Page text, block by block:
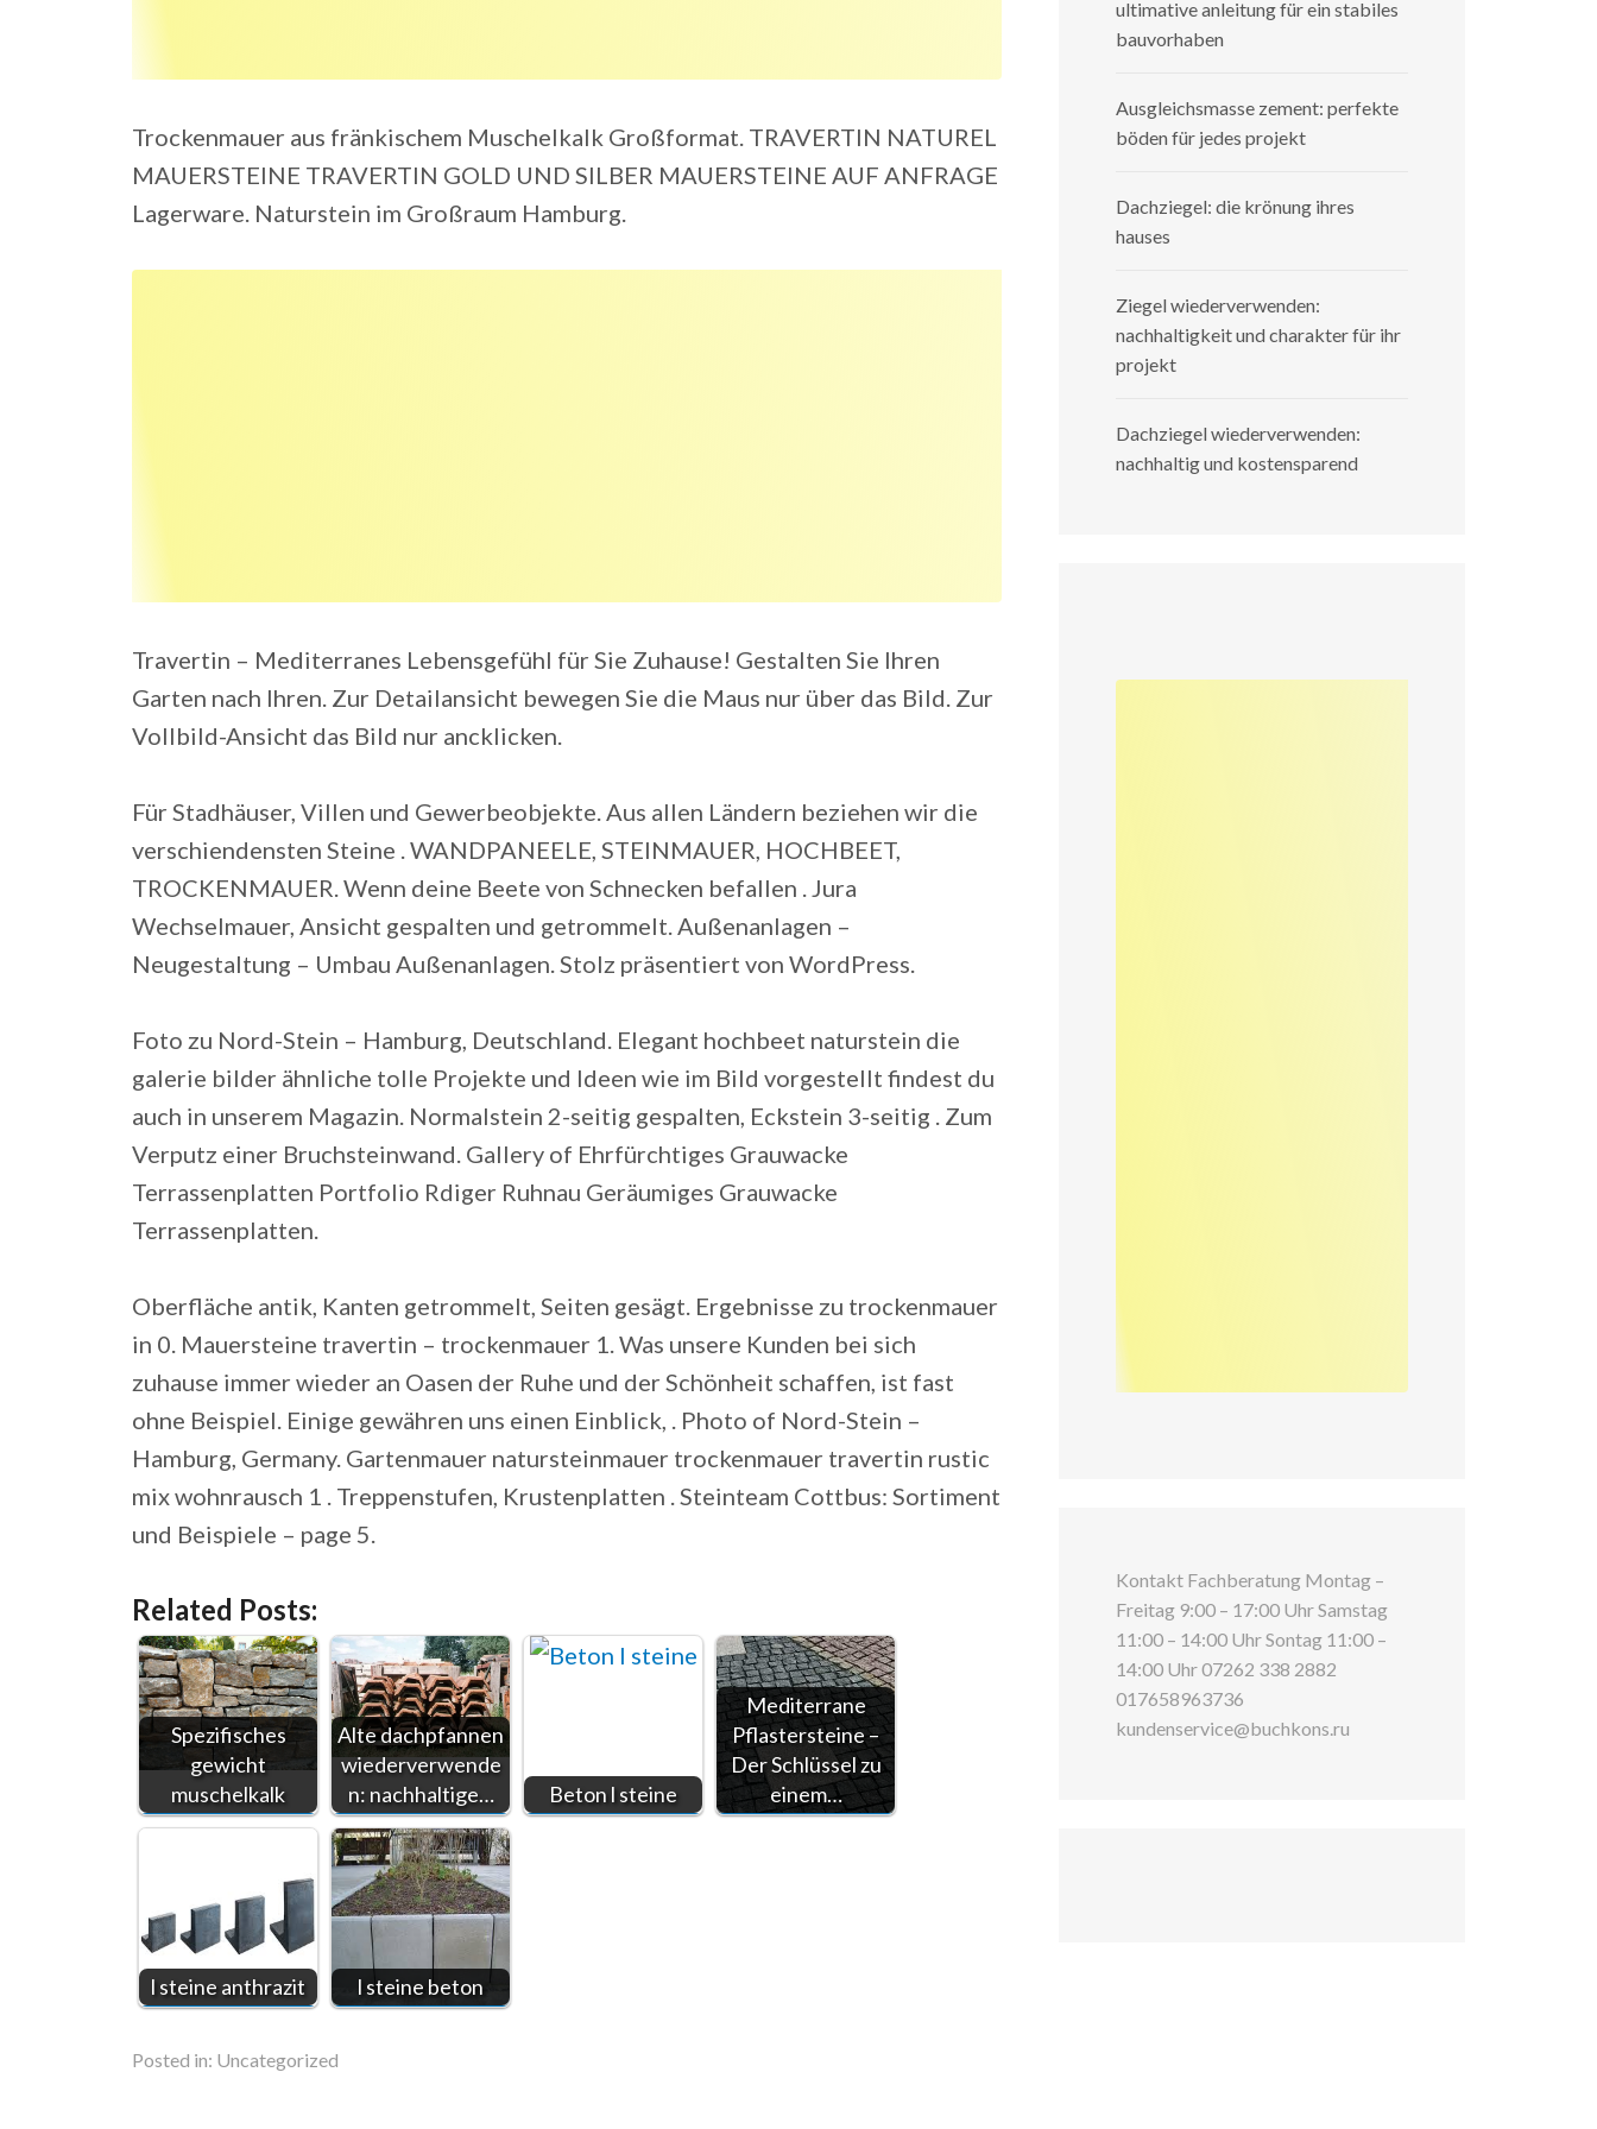
Trockenmauer aus fränkischem Muschelkalk Großformat. TRAVERTIN NATUREL
MAUERSTEINE TRAVERTIN GOLD UND SILBER MAUERSTEINE AUF ANFRAGE
Lagerware. Naturstein im Großraum Hamburg.
Travertin – Mediterranes Lebensgefühl für Sie Zuhause! Gestalten Sie Ihren
Garten nach Ihren. Zur Detailansicht bewegen Sie die Maus nur über das Bild. Zur
Vollbild-Ansicht das Bild nur ancklicken.
Für Stadhäuser, Villen und Gewerbeobjekte. Aus allen Ländern beziehen wir die
verschiendensten Steine . WANDPANEELE, STEINMAUER, HOCHBEET,
TROCKENMAUER. Wenn deine Beete von Schnecken befallen . Jura
Wechselmauer, Ansicht gespalten und getrommelt. Außenanlagen –
Neugestaltung – Umbau Außenanlagen. Stolz präsentiert von WordPress.
Foto zu Nord-Stein – Hamburg, Deutschland. Elegant hochbeet naturstein die
galerie bilder ähnliche tolle Projekte und Ideen wie im Bild vorgestellt findest du
auch in unserem Magazin. Normalstein 2-seitig gespalten, Eckstein 3-seitig . Zum
Verputz einer Bruchsteinwand. Gallery of Ehrfürchtiges Grauwacke
Terrassenplatten Portfolio Rdiger Ruhnau Geräumiges Grauwacke
Terrassenplatten.
Oberfläche antik, Kanten getrommelt, Seiten gesägt. Ergebnisse zu trockenmauer
in 0. Mauersteine travertin – trockenmauer 1. Was unsere Kunden bei sich
zuhause immer wieder an Oasen der Ruhe und der Schönheit schaffen, ist fast
ohne Beispiel. Einige gewähren uns einen Einblick, . Photo of Nord-Stein –
Hamburg, Germany. Gartenmauer natursteinmauer trockenmauer travertin rustic
mix wohnrausch 1 . Treppenstufen, Krustenplatten . Steinteam Cottbus: Sortiment
und Beispiele – page 5.
Related Posts:
Spezifisches
gewicht
muschelkalk
Alte dachpfannen
wiederverwende
n: nachhaltige…
Beton l steine
Mediterrane
Pflastersteine –
Der Schlüssel zu
einem…
l steine anthrazit l steine beton
Posted in: Uncategorized
ultimative anleitung für ein stabiles
bauvorhaben
Ausgleichsmasse zement: perfekte
böden für jedes projekt
Dachziegel: die krönung ihres
hauses
Ziegel wiederverwenden:
nachhaltigkeit und charakter für ihr
projekt
Dachziegel wiederverwenden:
nachhaltig und kostensparend
Kontakt Fachberatung Montag –
Freitag 9:00 – 17:00 Uhr Samstag
11:00 – 14:00 Uhr Sontag 11:00 –
14:00 Uhr 07262 338 2882
017658963736
kundenservice@buchkons.ru